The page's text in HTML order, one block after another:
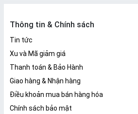
Thông tin & Chính sách
Tin tức
Xu và Mã giảm giá
Thanh toán & Bảo Hành
Giao hàng & Nhận hàng
Điều khoản mua bán hàng hóa
Chính sách bảo mật